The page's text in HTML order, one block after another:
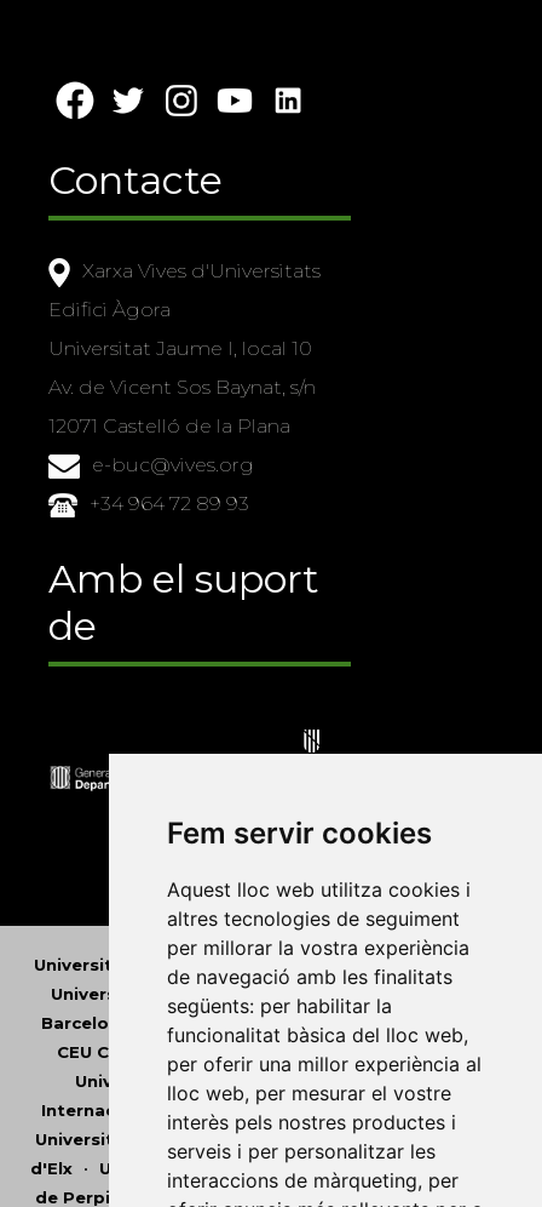
Fem servir cookies
Aquest lloc web utilitza cookies i
altres tecnologies de seguiment
per millorar la vostra experiència
de navegació amb les finalitats
següents: per habilitar la
funcionalitat bàsica del lloc web,
per oferir una millor experiència al
lloc web, per mesurar el vostre
interès pels nostres productes i
serveis i per personalitzar les
interaccions de màrqueting, per
Contacte
Xarxa Vives d'Universitats
Edifici Àgora
Universitat Jaume I, local 10
Av. de Vicent Sos Baynat, s/n
12071 Castelló de la Plana
e-buc@vives.org
+34 964 72 89 93
Amb el suport
de
Universitat Abat Oliba CEU • Universitat d'Alacant
Universitat d'Andorra •
Barcelona
Universitat de Barcelona
CEU Cardenal Herrera
Universitat de Girona •
Universitat de les Illes Balears
Universitat
Internacional de Catalunya
Universitat de Lleida
•
Universitat Miguel Hernández
d'Elx• Universitat Oberta de Catalunya
de Perpinyà Via Domitia
Universitat Politècnica de